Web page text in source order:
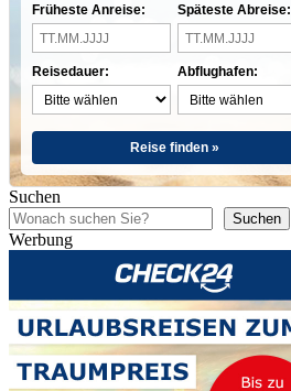
Früheste Anreise:
Reisedauer:
Späteste Abreise:
Abflughafen:
Reise finden »
Suchen
Suchen
Werbung